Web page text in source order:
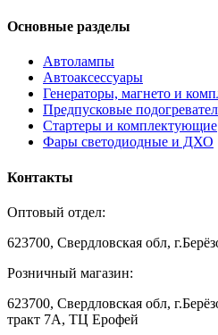
Основные разделы
Автолампы
Автоаксессуары
Генераторы, магнето и
Предпусковые
Стартеры и комплектующие
Фары светодиодные и ДХО
Контакты
Оптовый отдел:
623700, Свердловская обл,
Розничный магазин:
623700, Свердловская обл,
тракт 7А, ТЦ Ерофей